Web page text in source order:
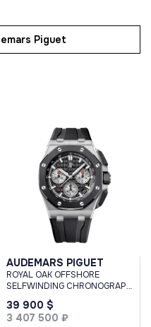
Piguet
AUDEMARS PIGUET
ROYAL OAK OFFSHORE
SELFWINDING CHRONOGRAPH
43MM BLACK
39 900 $
3 407 500 ₽